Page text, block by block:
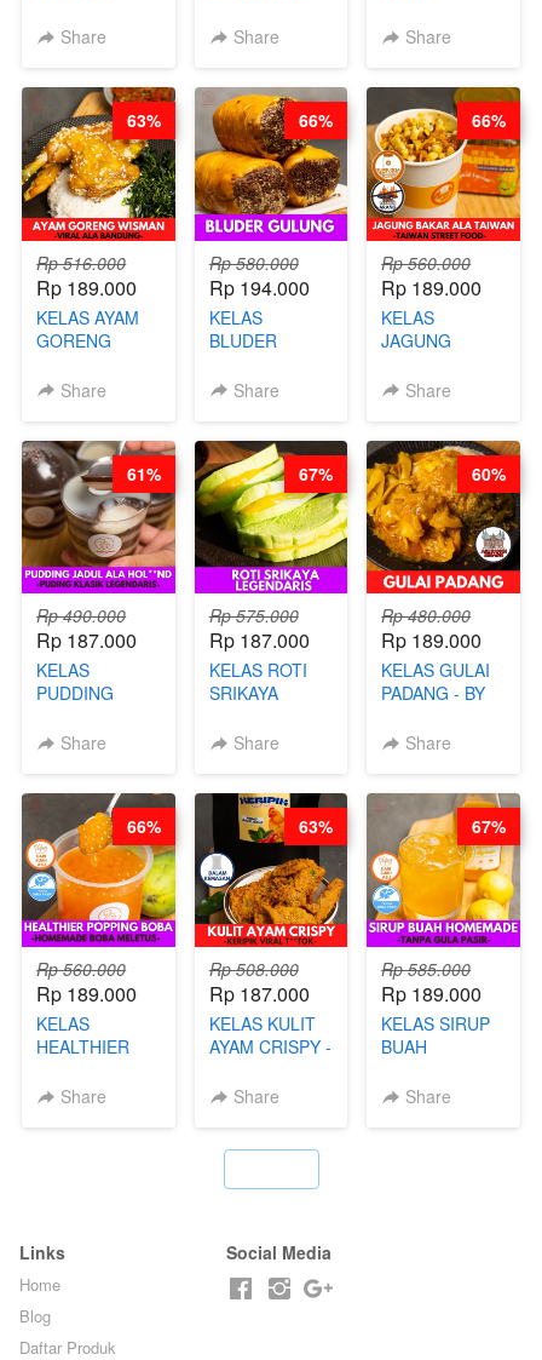
CHIPS -
RENDAH
KALORI
GLUTEN FREE
BY CHEF DITA
Share
SOP KALDU
CHEF
STEPHANIE
Share
ALA PRI*NG*N
Share
Rp 516.000
Rp 189.000
KELAS AYAM
GORENG
VIRAL ALA
STEPHANIE
Share
63%
Rp 580.000
Rp 194.000
KELAS
BLUDER
CHEF DITA
Share
66%
Rp 560.000
Rp 189.000
KELAS
JAGUNG
TAIWAN -
FOOD- BY
CHEF
STEPHANIE
Share
66%
Rp 490.000
Rp 187.000
KELAS
PUDDING
HOL**ND -
LEGENDARIS -
BY CHEF DITA
Share
61%
Rp 575.000
Rp 187.000
KELAS ROTI
SRIKAYA
BY CHEF DITA
Share
67%
Rp 480.000
Rp 189.000
KELAS GULAI
PADANG - BY
NADIA
Share
60%
Rp 560.000
Rp 189.000
KELAS
HEALTHIER
BOBA -
Share
66%
Rp 508.000
Rp 187.000
KELAS KULIT
AYAM CRISPY -
T**TOK - BY
Share
63%
Rp 585.000
Rp 189.000
KELAS SIRUP
BUAH
TANPA GULA
Share
67%
Links
Home
Blog
Daftar Produk
Social Media